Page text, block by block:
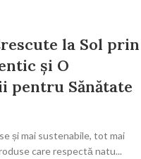
la Sol prin
și O
pentru Sănătate
și mai sustenabile, tot mai
care respectă natu...